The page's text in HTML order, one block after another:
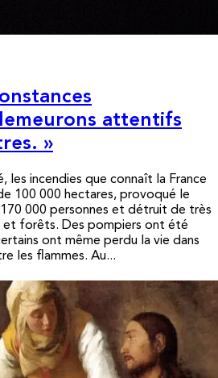
attentifs
»
les incendies que connaît la France
100 000 hectares, provoqué le
000 personnes et détruit de très
et forêts. Des pompiers ont été
ont même perdu la vie dans
les flammes. Au...